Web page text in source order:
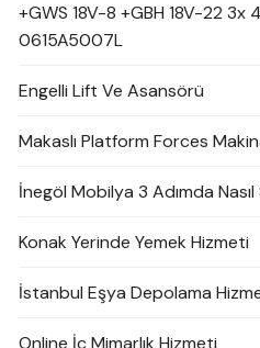
+GWS 18V-8 +GBH 18V-22 3x
0615A5007L
Engelli Lift Ve Asansörü
Makaslı Platform Forces
İnegöl Mobilya 3 Adımda Nasıl
Konak Yerinde Yemek Hizmeti
İstanbul Eşya Depolama
Online İç Mimarlık Hizmeti